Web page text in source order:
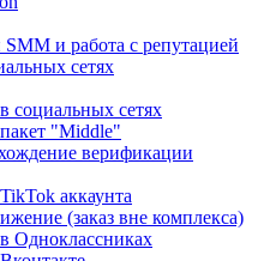
и работа с репутацией
сетях
социальных сетях
"Middle"
верификации
аккаунта
(заказ вне комплекса)
Одноклассниках